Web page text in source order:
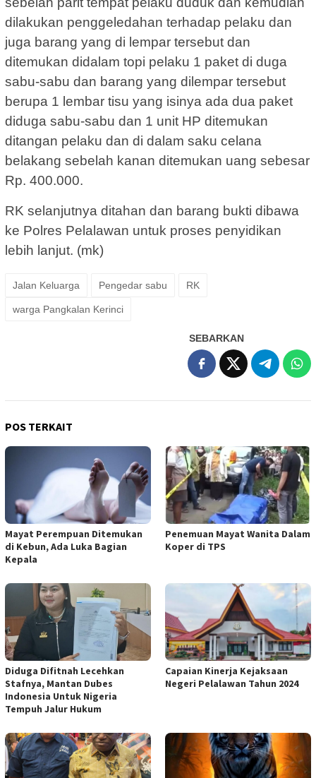
dilakukan penggeledahan terhadap pelaku dan
juga barang yang di lempar tersebut dan
ditemukan didalam topi pelaku 1 paket di duga
sabu-sabu dan barang yang dilempar tersebut
berupa 1 lembar tisu yang isinya ada dua paket
diduga sabu-sabu dan 1 unit HP ditemukan
ditangan pelaku dan di dalam saku celana
belakang sebelah kanan ditemukan uang sebesar
Rp. 400.000.
RK selanjutnya ditahan dan barang bukti dibawa
ke Polres Pelalawan untuk proses penyidikan
lebih lanjut. (mk)
Jalan Keluarga Pengedar sabu RK
warga Pangkalan Kerinci
SEBARKAN
POS TERKAIT
Mayat Perempuan Ditemukan
di Kebun, Ada Luka Bagian
Kepala
Penemuan Mayat Wanita Dalam
Koper di TPS
Diduga Difitnah Lecehkan
Stafnya, Mantan Dubes
Indonesia Untuk Nigeria
Tempuh Jalur Hukum
Capaian Kinerja Kejaksaan
Negeri Pelalawan Tahun 2024